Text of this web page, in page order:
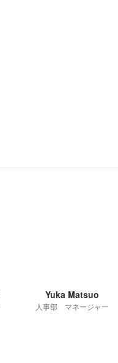
Yuka Matsuo
人事部 マネージャー